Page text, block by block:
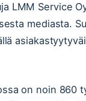
LMM Service
mediasta.
on noin 860